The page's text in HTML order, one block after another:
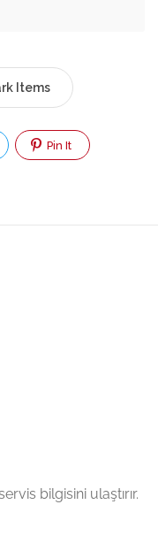
Items
Pin It
bilgisini ulaştırır.